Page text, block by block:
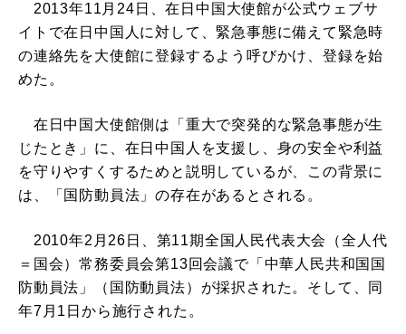
2013年11月24日、在日中国大使館が公式ウェブサ
イトで在日中国人に対して、緊急事態に備えて緊急時
の連絡先を大使館に登録するよう呼びかけ、登録を始
めた。
在日中国大使館側は「重大で突発的な緊急事態が生
じたとき」に、在日中国人を支援し、身の安全や利益
を守りやすくするためと説明しているが、この背景に
は、「国防動員法」の存在があるとされる。
2010年2月26日、第11期全国人民代表大会（全人代
＝国会）常務委員会第13回会議で「中華人民共和国国
防動員法」（国防動員法）が採択された。そして、同
年7月1日から施行された。